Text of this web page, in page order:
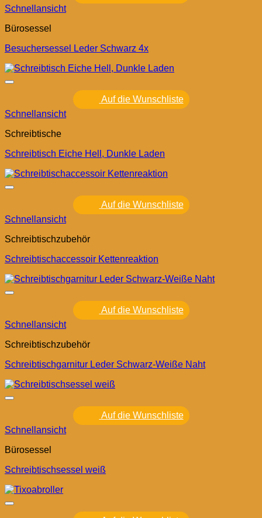
Schnellansicht
Bürosessel
Besuchersessel Leder Schwarz 4x
Auf die Wunschliste
Schnellansicht
Schreibtische
Schreibtisch Eiche Hell, Dunkle Laden
Auf die Wunschliste
Schnellansicht
Schreibtischzubehör
Schreibtischaccessoir Kettenreaktion
Auf die Wunschliste
Schnellansicht
Schreibtischzubehör
Schreibtischgarnitur Leder Schwarz-Weiße Naht
Auf die Wunschliste
Schnellansicht
Bürosessel
Schreibtischsessel weiß